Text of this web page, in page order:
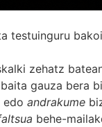
testuinguru
zehatz
gauza bera
edo andrakume
behe-